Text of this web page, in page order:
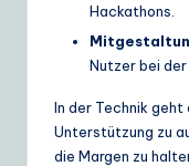
Hackathons.
Nutzer bei
In der Technik
Unterstützung zu
die Margen zu